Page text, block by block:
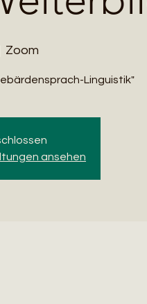
Zoom
Linguistik"
ansehen